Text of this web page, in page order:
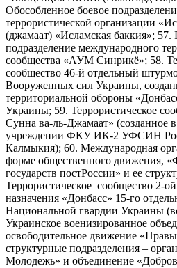
Обособленное боевое
террористической организации
(джамаат) «Исламская баккия»; 57.
подразделение международного
сообщества «АУМ Синрикё»; 58.
сообщество 46-й отдельный
Вооруженных сил Украины,
территориальной обороны
Украины; 59. Террористическое
Сунна ва-ль-Джамаат» (созданное
учреждении ФКУ ИК-2 УФСИН
Калмыкия); 60. Международная
форме общественного движения,
государств постРоссии» и ее
Террористическое сообщество 2-
назначения «Донбасс» 15-го
Национальной гвардии Украины
Украинское военизированное
освободительное движение
структурные подразделения –
Молодежь» и объединение